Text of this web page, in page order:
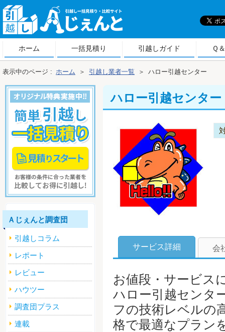
越しＡじぇんと
ホーム 一括見積り 引越しガイド Ｑ
表示中のページ : ホーム ＞ 引越し業者一覧 ＞ ハロー引越センター
ハロー引越センター
サービス詳細 会
お値段・サービス
ハロー引越センタ
フの技術レベルの
格で最適なプラン
Ａじぇんと調査団
引越しコラム
レポート
レビュー
ハウツー
調査団プラス
連載